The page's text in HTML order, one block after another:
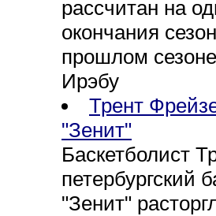
рассчитан на
окончания
прошлом
Ирэбу
Трент
"Зенит"
Баскетболист
петербургский
"Зенит"